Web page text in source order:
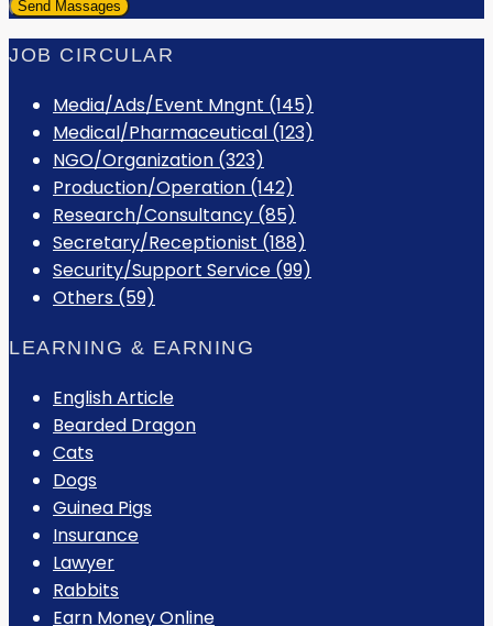
JOB CIRCULAR
Media/Ads/Event Mngnt (145)
Medical/Pharmaceutical (123)
NGO/Organization (323)
Production/Operation (142)
Research/Consultancy (85)
Secretary/Receptionist (188)
Security/Support Service (99)
Others (59)
LEARNING & EARNING
English Article
Bearded Dragon
Cats
Dogs
Guinea Pigs
Insurance
Lawyer
Rabbits
Earn Money Online